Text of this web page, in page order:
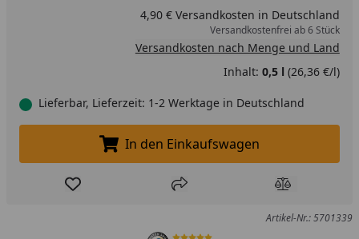
4,90 € Versandkosten in Deutschland
Versandkostenfrei ab 6 Stück
Versandkosten nach Menge und Land
Inhalt: 0,5 l (26,36 €/l)
Lieferbar, Lieferzeit: 1-2 Werktage in Deutschland
In den Einkaufswagen legen
In den Einkaufswagen
Produkt zur Wunschliste hinzufügen
Teilen Produkt
Artikel-Nr.: 5701339